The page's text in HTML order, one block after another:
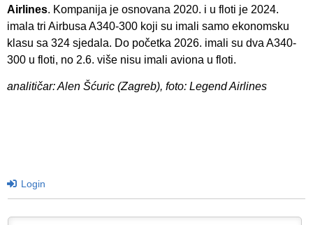
Airlines. Kompanija je osnovana 2020. i u floti je 2024.
imala tri Airbusa A340-300 koji su imali samo ekonomsku
klasu sa 324 sjedala. Do početka 2026. imali su dva A340-
300 u floti, no 2.6. više nisu imali aviona u floti.
analitičar: Alen Šćuric (Zagreb), foto: Legend Airlines
Login